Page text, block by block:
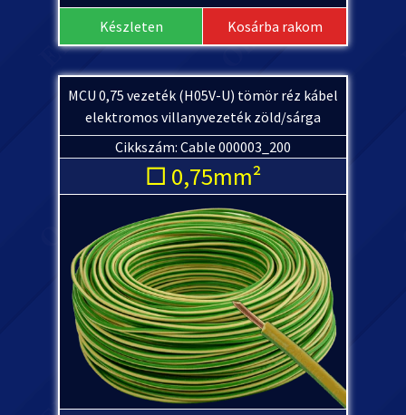
Készleten Kosárba rakom
MCU 0,75 vezeték (H05V-U) tömör réz kábel
elektromos villanyvezeték zöld/sárga
Cikkszám: Cable 000003_200
□ 0,75mm²